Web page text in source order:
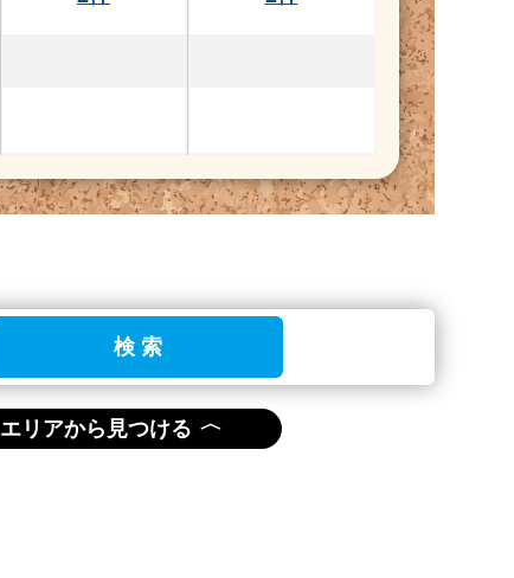
検 索
エリアから見つける 〈